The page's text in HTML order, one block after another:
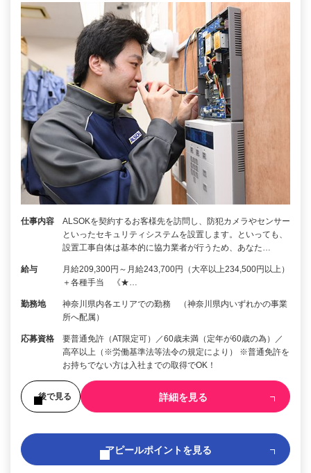
仕事内容
ALSOKを契約するお客様先を訪問し、防犯カメラやセンサー
といったセキュリティシステムを設置します。といっても、
設置工事自体は基本的に協力業者が行うため、あなた…
給与
月給209,300円～月給243,700円（大卒以上234,500円以上）
＋各種手当 《★…
勤務地
神奈川県内各エリアでの勤務 （神奈川県内いずれかの事業
所へ配属）
応募資格
要普通免許（AT限定可）／60歳未満（定年が60歳の為）／
高卒以上（※労働基準法等法令の規定により） ※普通免許を
お持ちでない方は入社までの取得でOK！
後で見る 詳細を見る
アピールポイントを見る